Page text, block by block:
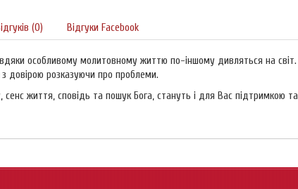
(0) Відгуки Facebook
особливому молитовному життю по-іншому дивляться на світ.
довірою розказуючи про проблеми.
життя, сповідь та пошук Бога, стануть і для Вас підтримкою та